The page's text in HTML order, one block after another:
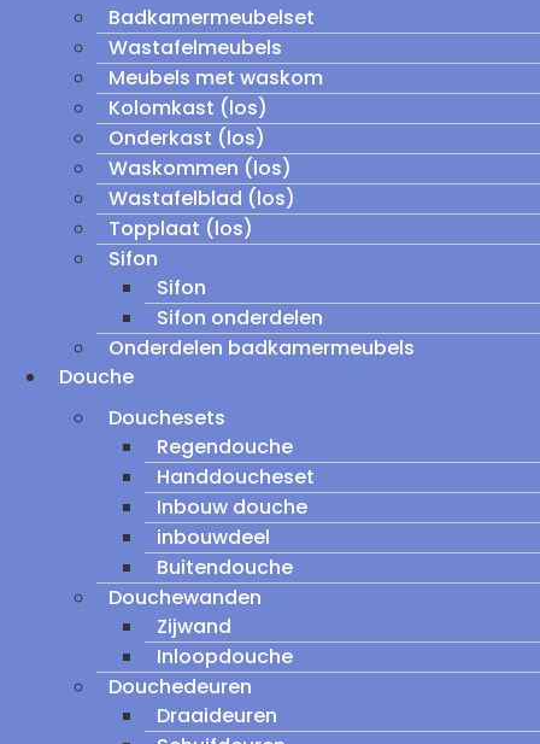
Badkamermeubelset
Wastafelmeubels
Meubels met waskom
Kolomkast (los)
Onderkast (los)
Waskommen (los)
Wastafelblad (los)
Topplaat (los)
Sifon
Sifon
Sifon onderdelen
Onderdelen badkamermeubels
Douche
Douchesets
Regendouche
Handdoucheset
Inbouw douche
inbouwdeel
Buitendouche
Douchewanden
Zijwand
Inloopdouche
Douchedeuren
Draaideuren